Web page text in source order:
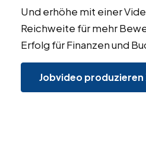
Und erhöhe mit einer
Reichweite für mehr
Erfolg für Finanzen und
Jobvideo produzieren